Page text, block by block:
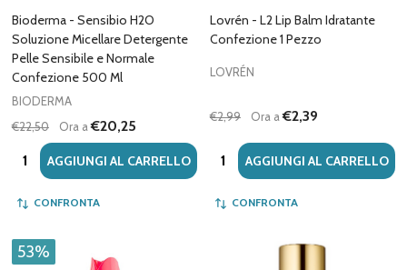
Bioderma - Sensibio H2O
Soluzione Micellare Detergente
Pelle Sensibile e Normale
Confezione 500 Ml
BIODERMA
€22,50
Ora a€20,25
Quantità:AGGIUNGI AL CARRELLO
CONFRONTA
Lovrén - L2 Lip Balm Idratante
Confezione 1 Pezzo
LOVRÉN
€2,99 Ora a€2,39
Quantità:AGGIUNGI AL CARRELLO
CONFRONTA
53%